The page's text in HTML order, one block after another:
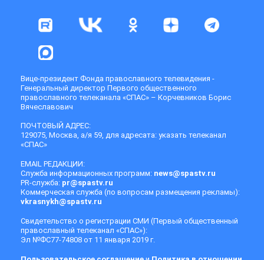
Вице-президент Фонда православного телевидения -
Генеральный директор Первого общественного
православного телеканала «СПАС» – Корчевников Борис
Вячеславович
ПОЧТОВЫЙ АДРЕС:
129075, Москва, а/я 59, для адресата: указать телеканал
«СПАС»
EMAIL РЕДАКЦИИ:
Служба информационных программ: news@spastv.ru
PR-служба: pr@spastv.ru
Коммерческая служба (по вопросам размещения рекламы):
vkrasnykh@spastv.ru
Свидетельство о регистрации СМИ (Первый общественный
православный телеканал «СПАС»):
Эл №ФС77-74808 от 11 января 2019 г.